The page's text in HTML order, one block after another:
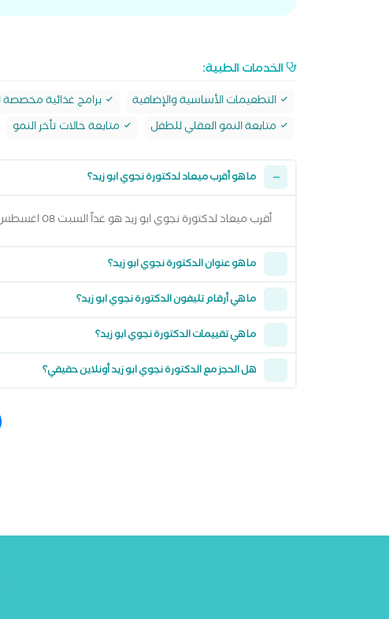
الخدمات الطبية:
التطعيمات الأساسية والإضافية برامج غذائية مخصصة
متابعة النمو العقلي للطفل
متابعة حالات تأخر النمو
ما هو أقرب ميعاد لدكتورة نجوي ابو زيد؟
أقرب ميعاد لدكتورة نجوي ابو زيد هو غداً السبت 08 اغسطس 2026 من 8:00 مساءً وتقدر تشوف كل المواعيد المتاحة من خلال عرض المواعيد أعلاه
ما هو عنوان الدكتورة نجوي ابو زيد؟
ما هي أرقام تليفون الدكتورة نجوي ابو زيد؟
ما هي تقييمات الدكتورة نجوي ابو زيد؟
هل الحجز مع الدكتورة نجوي ابو زيد أونلاين حقيقي؟